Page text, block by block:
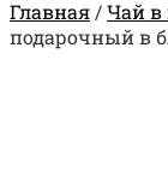
Главная/Чай в
подарочный в